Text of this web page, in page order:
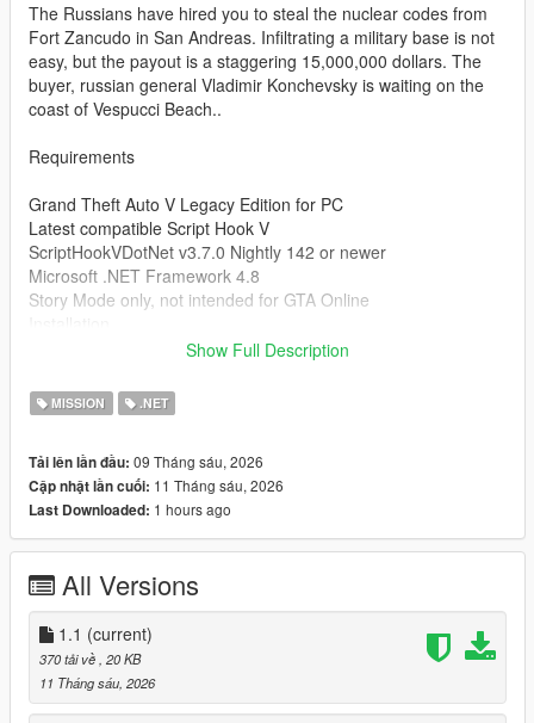
The Russians have hired you to steal the nuclear codes from
Fort Zancudo in San Andreas. Infiltrating a military base is not
easy, but the payout is a staggering 15,000,000 dollars. The
buyer, russian general Vladimir Konchevsky is waiting on the
coast of Vespucci Beach..
Requirements
Grand Theft Auto V Legacy Edition for PC
Latest compatible Script Hook V
ScriptHookVDotNet v3.7.0 Nightly 142 or newer
Microsoft .NET Framework 4.8
Story Mode only, not intended for GTA Online
Grand Theft Auto V\scripts
Important
The only heist setup availiable is Full Force. Others like Stealth
An ASI loader such as dinput8.dll must be installed.
Disable BattlEye before launching modded Story Mode.
Never use this mod in GTA Online.
The Full Force setup must be completed before starting the
raid.
Keyboard and controller are supported.
Show Full Description
MISSION .NET
Tải lên lần đầu: 09 Tháng sáu, 2026
Cập nhật lần cuối: 11 Tháng sáu, 2026
Last Downloaded: 1 hours ago
All Versions
1.1 (current)
370 tải về , 20 KB
11 Tháng sáu, 2026